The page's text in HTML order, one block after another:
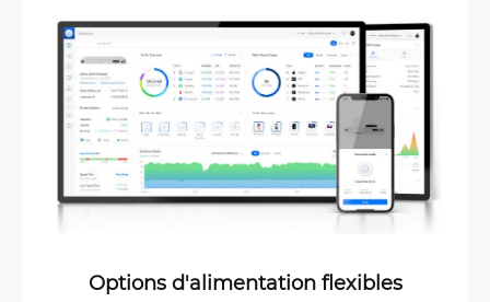
Options d'alimentation flexibles